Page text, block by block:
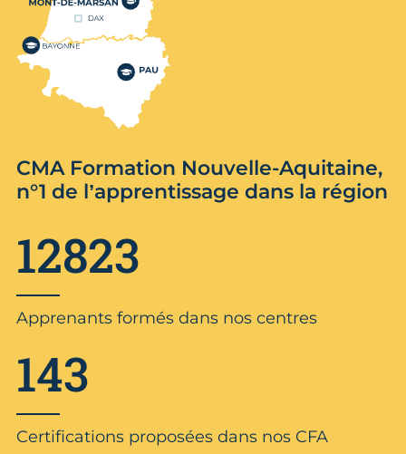
CMA Formation Nouvelle-Aquitaine,
n°1 de l’apprentissage dans la région
12823
Apprenants formés dans nos centres
143
Certifications proposées dans nos CFA